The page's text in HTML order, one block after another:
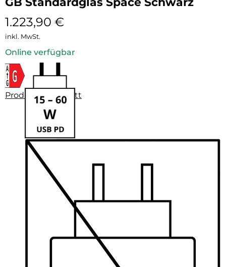
1.223,90 €
inkl. MwSt.
Online verfügbar
Produktdatenblatt